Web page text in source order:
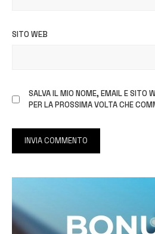
SITO WEB
SALVA IL MIO NOME, EMAIL E SITO
PER LA PROSSIMA VOLTA CHE